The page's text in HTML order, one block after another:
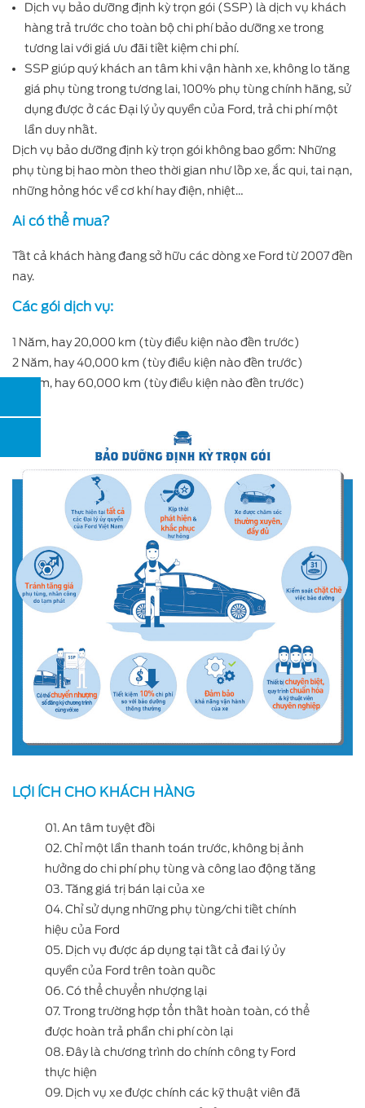
Dịch vụ bảo dưỡng định kỳ trọn gói (SSP) là dịch vụ khách
hàng trả trước cho toàn bộ chi phí bảo dưỡng xe trong
tương lai với giá ưu đãi tiết kiệm chi phí.
SSP giúp quý khách an tâm khi vận hành xe, không lo tăng
giá phụ tùng trong tương lai, 100% phụ tùng chính hãng, sử
dụng được ở các Đại lý ủy quyền của Ford, trả chi phí một
lần duy nhất.
Dịch vụ bảo dưỡng định kỳ trọn gói không bao gồm: Những
phụ tùng bị hao mòn theo thời gian như lốp xe, ắc qui, tai nạn,
những hỏng hóc về cơ khí hay điện, nhiệt…
Ai có thể mua?
Tất cả khách hàng đang sở hữu các dòng xe Ford từ 2007 đến
nay.
Các gói dịch vụ:
1 Năm, hay 20,000 km (tùy điều kiện nào đến trước)
2 Năm, hay 40,000 km (tùy điều kiện nào đến trước)
3 Năm, hay 60,000 km (tùy điều kiện nào đến trước)
LỢI ÍCH CHO KHÁCH HÀNG
01. An tâm tuyệt đối
02. Chỉ một lần thanh toán trước, không bị ảnh
hưởng do chi phí phụ tùng và công lao động tăng
03. Tăng giá trị bán lại của xe
04. Chỉ sử dụng những phụ tùng/chi tiết chính
hiệu của Ford
05. Dịch vụ được áp dụng tại tất cả đai lý ủy
quyền của Ford trên toàn quốc
06. Có thể chuyển nhượng lại
07. Trong trường hợp tổn thất hoàn toàn, có thể
được hoàn trả phần chi phí còn lại
08. Đây là chương trình do chính công ty Ford
thực hiện
09. Dịch vụ xe được chính các kỹ thuật viên đã